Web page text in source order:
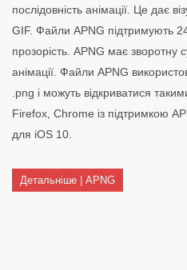
послідовність анімації. Це дає
GIF. Файли APNG підтримують
прозорість. APNG має зворотну
анімації. Файли APNG
.png і можуть відкриватися
Firefox, Chrome із підтримкою
для iOS 10.
Детальніше | APNG